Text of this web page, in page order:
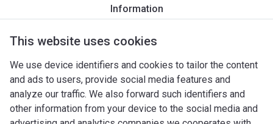
Information
This website uses cookies
We use device identifiers and cookies to tailor the content
and ads to users, provide social media features and
analyze our traffic. We also forward such identifiers and
other information from your device to the social media and